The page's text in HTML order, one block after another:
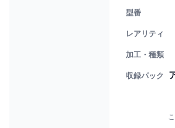
型番
レアリティ
加工・種類
収録パック